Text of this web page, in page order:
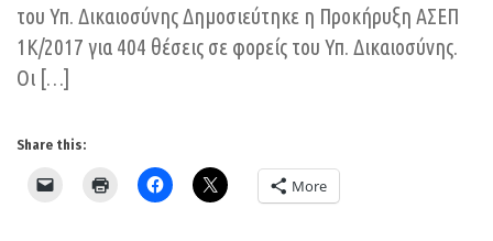
του Υπ. Δικαιοσύνης Δημοσιεύτηκε η Προκήρυξη ΑΣΕΠ
1Κ/2017 για 404 θέσεις σε φορείς του Υπ. Δικαιοσύνης.
Οι […]
Share this:
More